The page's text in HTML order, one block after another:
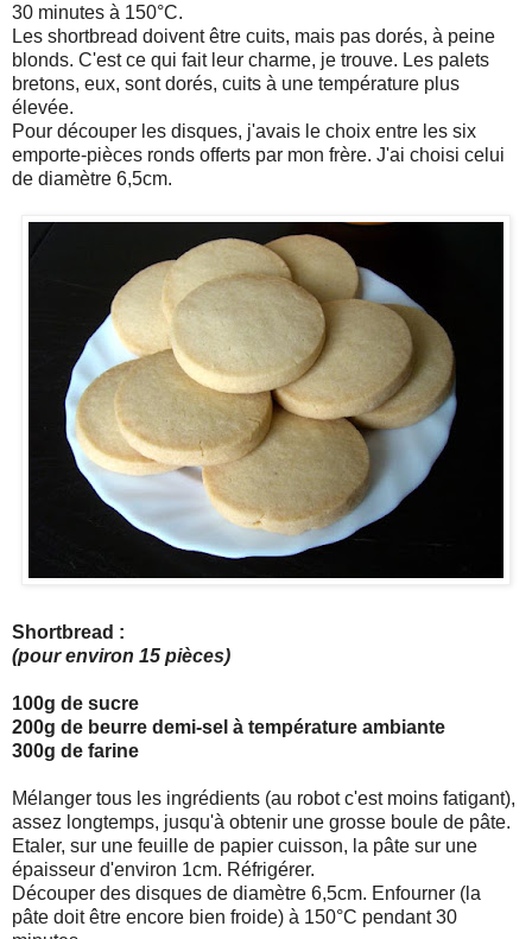
30 minutes à 150°C.
Les shortbread doivent être cuits, mais pas dorés, à peine
blonds. C'est ce qui fait leur charme, je trouve. Les palets
bretons, eux, sont dorés, cuits à une température plus
élevée.
Pour découper les disques, j'avais le choix entre les six
emporte-pièces ronds offerts par mon frère. J'ai choisi celui
de diamètre 6,5cm.
Shortbread :
(pour environ 15 pièces)
100g de sucre
200g de beurre demi-sel à température ambiante
300g de farine
Mélanger tous les ingrédients (au robot c'est moins fatigant),
assez longtemps, jusqu'à obtenir une grosse boule de pâte.
Etaler, sur une feuille de papier cuisson, la pâte sur une
épaisseur d'environ 1cm. Réfrigérer.
Découper des disques de diamètre 6,5cm. Enfourner (la
pâte doit être encore bien froide) à 150°C pendant 30